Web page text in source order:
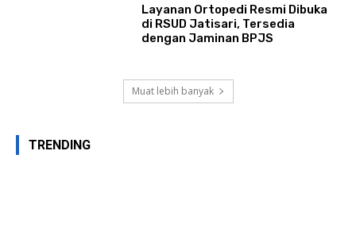
Layanan Ortopedi Resmi Dibuka
di RSUD Jatisari, Tersedia
dengan Jaminan BPJS
Muat lebih banyak
TRENDING